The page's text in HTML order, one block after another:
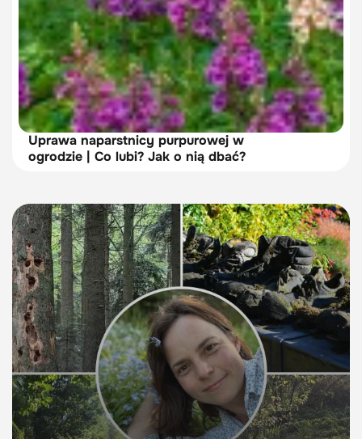
Uprawa naparstnicy purpurowej w
ogrodzie | Co lubi? Jak o nią dbać?